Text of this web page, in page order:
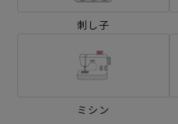
刺し子
ミシン